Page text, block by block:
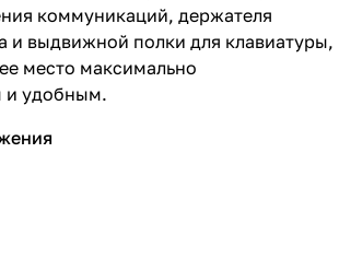
коммуникаций, держателя
и выдвижной полки для клавиатуры,
место максимально
и удобным.